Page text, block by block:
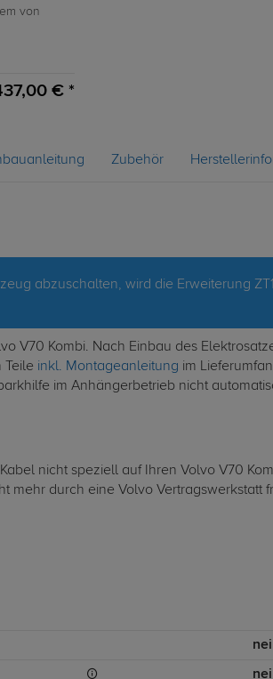
von
€ *
Zubehör
abzuschalten, wird die Erweiterung
V70 Kombi. Nach Einbau des
Teile inkl. Montageanleitung im
im Anhängerbetrieb nicht
nicht speziell auf Ihren Volvo V70
mehr durch eine Volvo Vertragswerkstatt